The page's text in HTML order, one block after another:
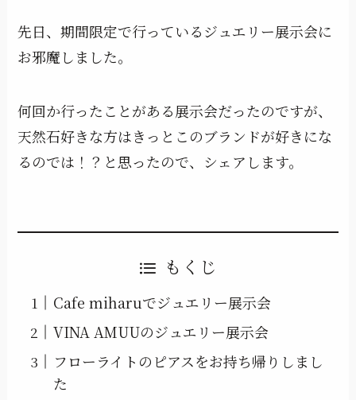
先日、期間限定で行っているジュエリー展示会に
お邪魔しました。
何回か行ったことがある展示会だったのですが、
天然石好きな方はきっとこのブランドが好きにな
るのでは！？と思ったので、シェアします。
もくじ
Cafe miharuでジュエリー展示会
VINA AMUUのジュエリー展示会
フローライトのピアスをお持ち帰りしまし
た